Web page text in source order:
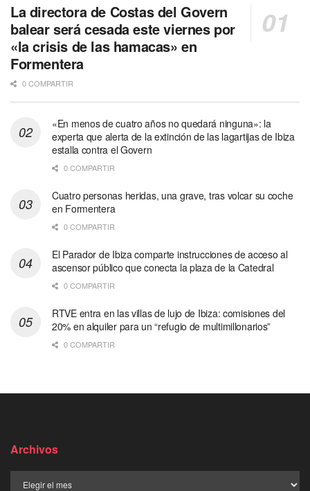
La directora de Costas del Govern
balear será cesada este viernes por
«la crisis de las hamacas» en
Formentera
0 COMPARTIR
«En menos de cuatro años no quedará ninguna»: la
experta que alerta de la extinción de las lagartijas de Ibiza
estalla contra el Govern
0 COMPARTIR
Cuatro personas heridas, una grave, tras volcar su coche
en Formentera
0 COMPARTIR
El Parador de Ibiza comparte instrucciones de acceso al
ascensor público que conecta la plaza de la Catedral
0 COMPARTIR
RTVE entra en las villas de lujo de Ibiza: comisiones del
20% en alquiler para un “refugio de multimillonarios”
0 COMPARTIR
Archivos